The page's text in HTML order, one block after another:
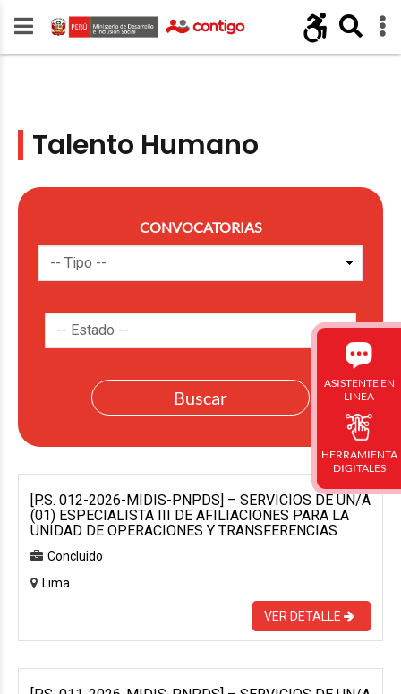
Talento Humano
CONVOCATORIAS
[P.S. 012-2026-MIDIS-PNPDS] – SERVICIOS DE UN/A
(01) ESPECIALISTA III DE AFILIACIONES PARA LA
UNIDAD DE OPERACIONES Y TRANSFERENCIAS
Concluido
Lima
VER DETALLE
ASISTENTE EN
LINEA
HERRAMIENTA
DIGITALES